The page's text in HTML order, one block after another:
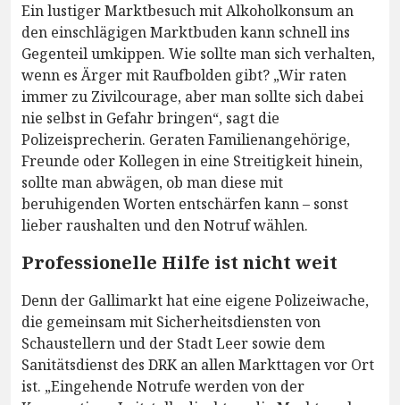
Ein lustiger Marktbesuch mit Alkoholkonsum an
den einschlägigen Marktbuden kann schnell ins
Gegenteil umkippen. Wie sollte man sich verhalten,
wenn es Ärger mit Raufbolden gibt? „Wir raten
immer zu Zivilcourage, aber man sollte sich dabei
nie selbst in Gefahr bringen“, sagt die
Polizeisprecherin. Geraten Familienangehörige,
Freunde oder Kollegen in eine Streitigkeit hinein,
sollte man abwägen, ob man diese mit
beruhigenden Worten entschärfen kann – sonst
lieber raushalten und den Notruf wählen.
Professionelle Hilfe ist nicht weit
Denn der Gallimarkt hat eine eigene Polizeiwache,
die gemeinsam mit Sicherheitsdiensten von
Schaustellern und der Stadt Leer sowie dem
Sanitätsdienst des DRK an allen Markttagen vor Ort
ist. „Eingehende Notrufe werden von der